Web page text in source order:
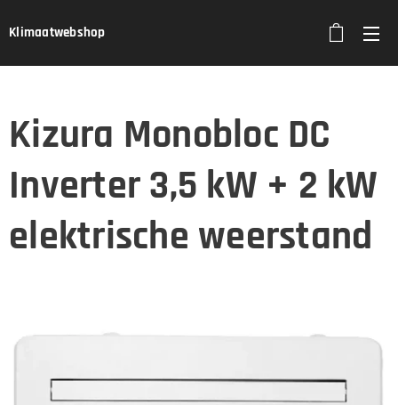
Klimaatwebshop
Kizura Monobloc DC
Inverter 3,5 kW + 2 kW
elektrische weerstand